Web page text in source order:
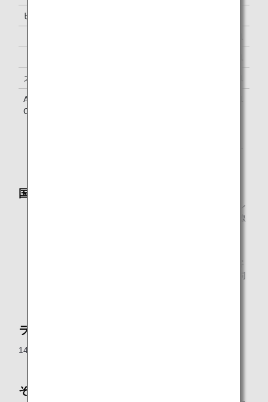
ビジネスクラス
スーパーフライヤーズ会員
ANA Million Miler Program「Lounge Access
Card」をお持ちのお客様
国内線到着ラウンジとして
ANAグループ運航国内線で当日ご到着の、「ダイヤモン
ドサービス」メンバー、およびANAグループ運航国内線
Miler Program「Lounge Access Card」をお持ちのお客
様、およびANAグループ運航国内線で当日ご到着のご同
ラウンジオープン時間
14:00～17:50（ANAグループ運航国内線最終便出発まで）
その他